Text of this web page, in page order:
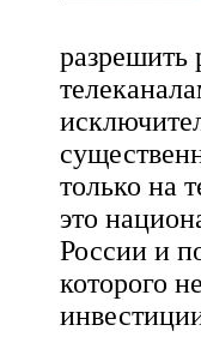
разрешить
только на
это
России и
которого